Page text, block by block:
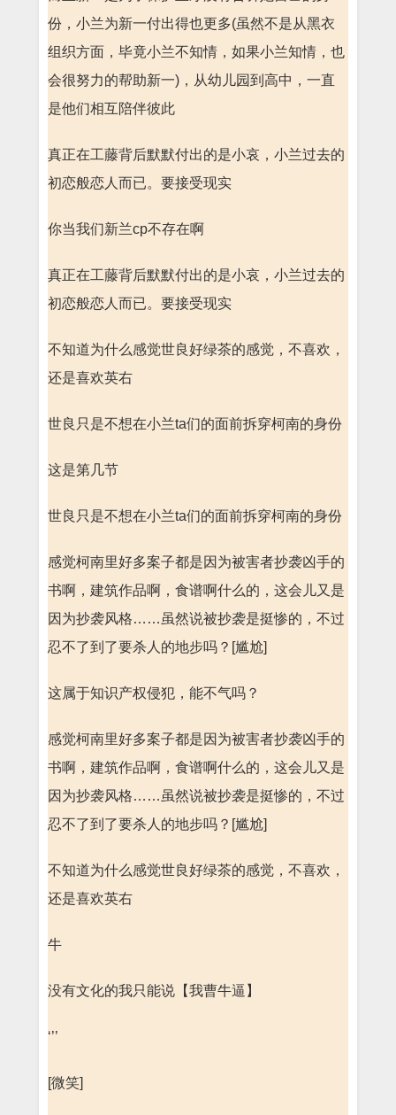
份，小兰为新一付出得也更多(虽然不是从黑衣
组织方面，毕竟小兰不知情，如果小兰知情，也
会很努力的帮助新一)，从幼儿园到高中，一直
是他们相互陪伴彼此
真正在工藤背后默默付出的是小哀，小兰过去的
初恋般恋人而已。要接受现实
你当我们新兰cp不存在啊
真正在工藤背后默默付出的是小哀，小兰过去的
初恋般恋人而已。要接受现实
不知道为什么感觉世良好绿茶的感觉，不喜欢，
还是喜欢英右
世良只是不想在小兰ta们的面前拆穿柯南的身份
这是第几节
世良只是不想在小兰ta们的面前拆穿柯南的身份
感觉柯南里好多案子都是因为被害者抄袭凶手的
书啊，建筑作品啊，食谱啊什么的，这会儿又是
因为抄袭风格……虽然说被抄袭是挺惨的，不过
忍不了到了要杀人的地步吗？[尴尬]
这属于知识产权侵犯，能不气吗？
感觉柯南里好多案子都是因为被害者抄袭凶手的
书啊，建筑作品啊，食谱啊什么的，这会儿又是
因为抄袭风格……虽然说被抄袭是挺惨的，不过
忍不了到了要杀人的地步吗？[尴尬]
不知道为什么感觉世良好绿茶的感觉，不喜欢，
还是喜欢英右
牛
没有文化的我只能说【我曹牛逼】
‘’’
[微笑]